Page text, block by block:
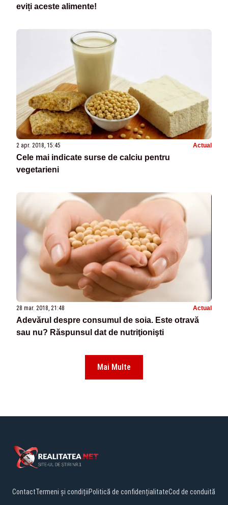
eviți aceste alimente!
2 apr. 2018, 15:45 Actual
Cele mai indicate surse de calciu pentru
vegetarieni
28 mar. 2018, 21:48 Actual
Adevărul despre consumul de soia. Este otravă
sau nu? Răspunsul dat de nutriţionişti
Mai Multe
ContactTermeni și condițiiPolitică de confidențialitateCod de conduită